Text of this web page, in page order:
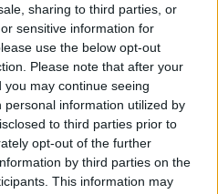
sharing to third parties, or
sensitive information for
use the below opt-out
Please note that after your
may continue seeing
information utilized by
to third parties prior to
opt-out of the further
by third parties on the
This information may
στρατηγικού πυραύλου
τιςπυρηνικές
και οι δύο πυραύλοι.